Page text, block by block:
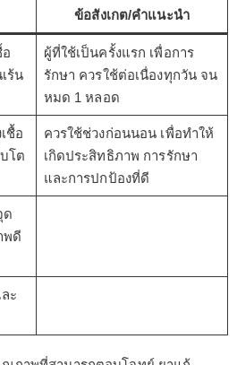
ข้อสังเกต/คำแนะนำ
ร้น
ผู้ที่ใช้เป็นครั้งแรก เพื่อการ
รักษา ควรใช้ต่อเนื่องทุกวัน จน
หมด 1 หลอด
ชื้อ
โต
ควรใช้ช่วงก่อนนอน เพื่อทำให้
เกิดประสิทธิภาพ การรักษา
และการปกป้องที่ดี
ด
พดี
ะ